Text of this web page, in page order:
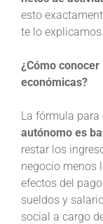
esto
te lo explicamos.
¿Cómo
económicas?
La fórmula para
autónomo es
restar los
negocio menos
efectos del
sueldos y
social a cargo